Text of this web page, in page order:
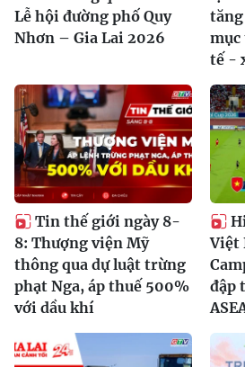
Lễ hội đường phố Quy
Nhơn – Gia Lai 2026
tế -
Tin thế giới ngày 8-
8: Thượng viện Mỹ
thông qua dự luật trừng
phạt Nga, áp thuế 500%
với dầu khí
Việt
đập